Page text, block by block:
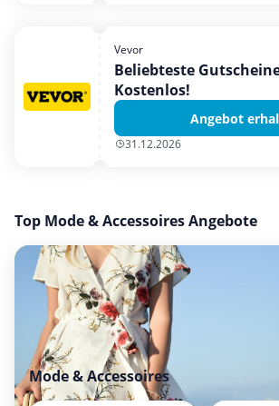
Vevor
Beliebteste
Kostenlos!
Angebot
31.12.2026
Top Mode & Accessoires Angebote
Mode & Accessoires